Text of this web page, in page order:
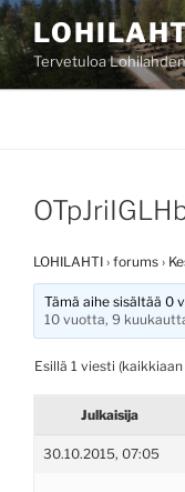
Siirry
sisältöön
Tervetuloa
LOHILAHTI › forums ›
Tämä aihe sisältää 0
10 vuotta, 9
Esillä 1 viesti (kaikkiaan
Julkaisija
30.10.2015, 07:05